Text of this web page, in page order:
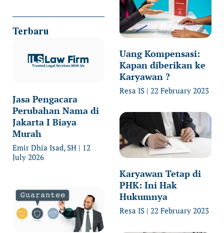
Terbaru
Jasa Pengacara
Perubahan Nama di
Jakarta I Biaya
Murah
Emir Dhia Isad, SH
12
July 2026
Uang Kompensasi:
Kapan diberikan ke
Karyawan ?
Resa IS 22 February 2023
Karyawan Tetap di
PHK: Ini Hak
Hukumnya
Resa IS 22 February 2023